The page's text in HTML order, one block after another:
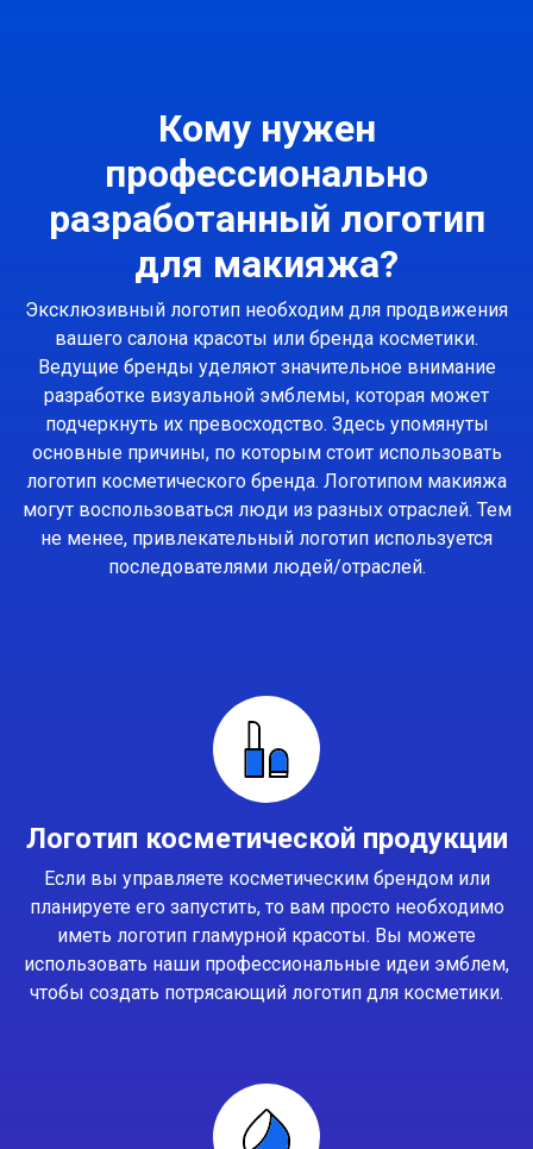
Кому нужен
профессионально
разработанный логотип
для макияжа?
Эксклюзивный логотип необходим для продвижения
вашего салона красоты или бренда косметики.
Ведущие бренды уделяют значительное внимание
разработке визуальной эмблемы, которая может
подчеркнуть их превосходство. Здесь упомянуты
основные причины, по которым стоит использовать
логотип косметического бренда. Логотипом макияжа
могут воспользоваться люди из разных отраслей. Тем
не менее, привлекательный логотип используется
последователями людей/отраслей.
Логотип косметической продукции
Если вы управляете косметическим брендом или
планируете его запустить, то вам просто необходимо
иметь логотип гламурной красоты. Вы можете
использовать наши профессиональные идеи эмблем,
чтобы создать потрясающий логотип для косметики.